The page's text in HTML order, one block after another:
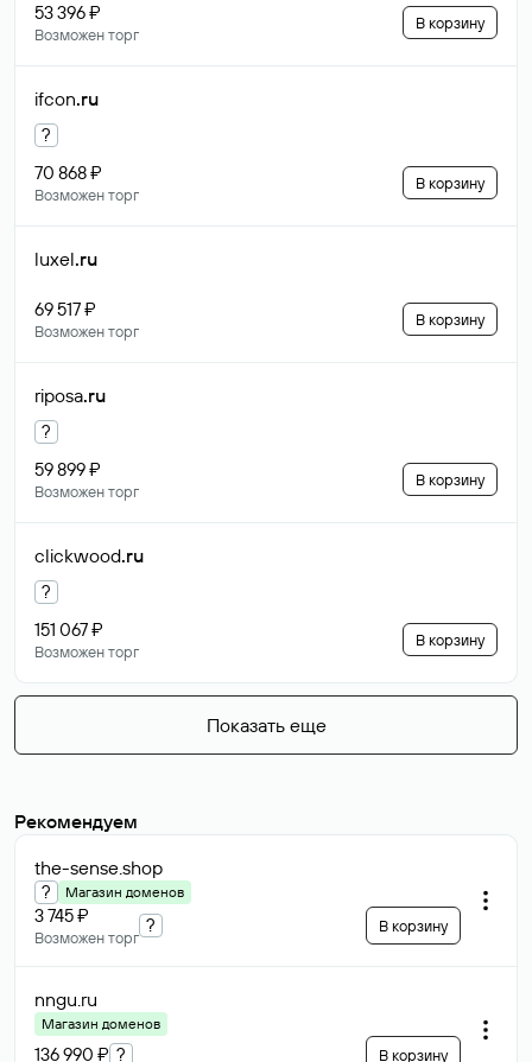
53 396 ₽
Возможен торг
В корзину
ifcon.ru
?
70 868 ₽
Возможен торг
В корзину
luxel.ru
69 517 ₽
Возможен торг
В корзину
riposa.ru
?
59 899 ₽
Возможен торг
В корзину
clickwood.ru
?
151 067 ₽
Возможен торг
В корзину
Показать еще
Рекомендуем
the-sense.shop
? Магазин доменов
3 745 ₽
Возможен торг
? В корзину
nngu.ru
Магазин доменов
136 990 ₽ ? В корзину